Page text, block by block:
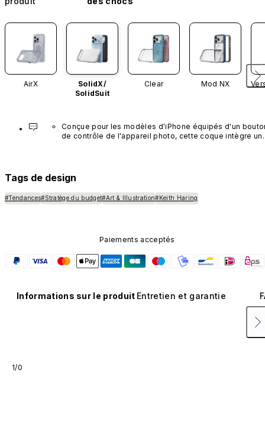
AirX
SolidX/
SolidSuit
Clear Mod NX
Conçue pour les modèles d'iPhone équipés d'un
de contrôle de l'appareil photo, cette coque intègre un
Tags de design
#Tendances#Stratège du budget#Art & Illustration#Keith Haring
Paiements acceptés
Informations sur le produit Entretien et garantie
1/0